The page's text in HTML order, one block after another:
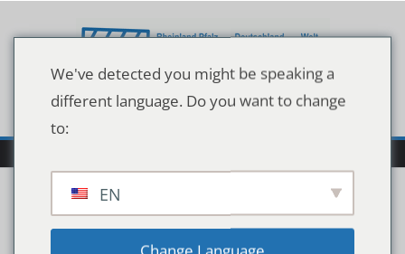
Inhalt
We've detected you might be speaking a
different language. Do you want to change
to:
EN